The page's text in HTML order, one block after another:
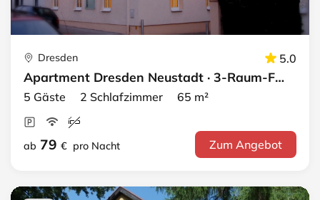
Dresden 5.0
Apartment Dresden Neustadt · 3-Raum-FeWo
5 Gäste 2 Schlafzimmer 65 m²
ab 79 € pro Nacht Zum Angebot